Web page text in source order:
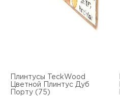
Плинтусы TeckWood
Цветной Плинтус Дуб
Порту (75)